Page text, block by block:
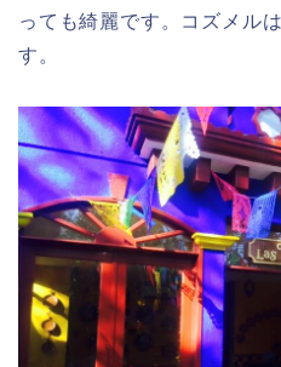
っても綺麗です。コズメル
す。